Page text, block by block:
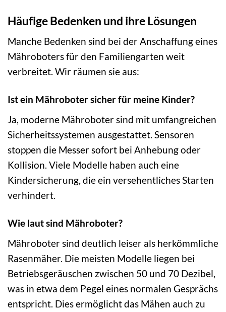
Häufige Bedenken und ihre Lösungen
Manche Bedenken sind bei der Anschaffung eines
Mähroboters für den Familiengarten weit
verbreitet. Wir räumen sie aus:
Ist ein Mähroboter sicher für meine Kinder?
Ja, moderne Mähroboter sind mit umfangreichen
Sicherheitssystemen ausgestattet. Sensoren
stoppen die Messer sofort bei Anhebung oder
Kollision. Viele Modelle haben auch eine
Kindersicherung, die ein versehentliches Starten
verhindert.
Wie laut sind Mähroboter?
Mähroboter sind deutlich leiser als herkömmliche
Rasenmäher. Die meisten Modelle liegen bei
Betriebsgeräuschen zwischen 50 und 70 Dezibel,
was in etwa dem Pegel eines normalen Gesprächs
entspricht. Dies ermöglicht das Mähen auch zu